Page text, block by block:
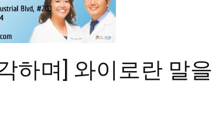
하며] 와이로란 말을